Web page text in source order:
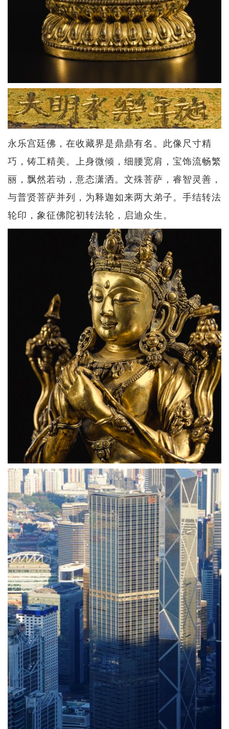
永乐宫廷佛，在收藏界是鼎鼎有名。此像尺寸精
巧，铸工精美。上身微倾，细腰宽肩，宝饰流畅繁
丽，飘然若动，意态潇洒。文殊菩萨，睿智灵善，
与普贤菩萨并列，为释迦如来两大弟子。手结转法
轮印，象征佛陀初转法轮，启迪众生。